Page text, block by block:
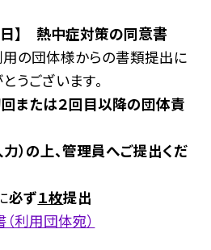
日】 熱中症対策の同意書
用の団体様からの書類提出に
うございます。
または２回目以降の団体責
）の上、管理員へご提出くだ
必ず１枚提出
利用団体宛）